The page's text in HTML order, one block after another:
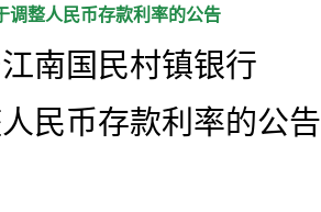
调整人民币存款利率的公告
南国民村镇银行
民币存款利率的公告